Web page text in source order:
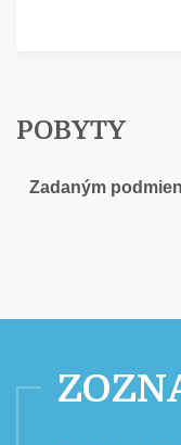
POBYTY
Zadaným